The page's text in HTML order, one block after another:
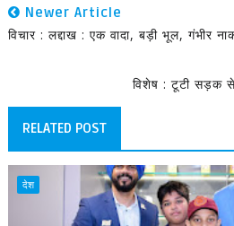
Newer Article
विचार : लद्दाख : एक वादा, बड़ी भूल, गंभीर
विशेष : टूटी सड़क
RELATED POST
देश